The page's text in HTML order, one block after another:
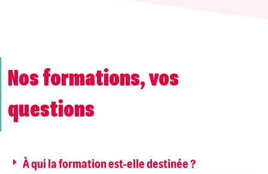
Nos formations, vos
questions
À qui la formation est-elle destinée ?